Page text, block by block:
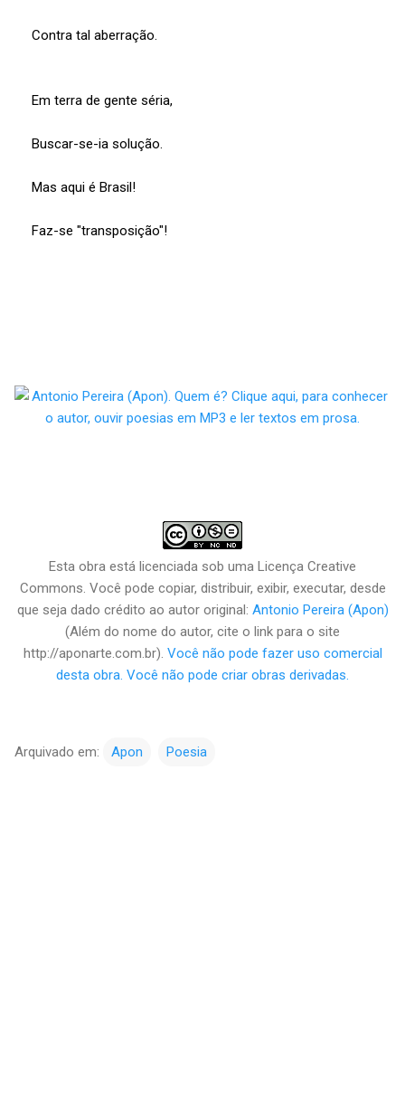
Contra tal aberração.
Em terra de gente séria,
Buscar-se-ia solução.
Mas aqui é Brasil!
Faz-se "transposição"!
Esta obra está licenciada sob uma Licença Creative
Commons. Você pode copiar, distribuir, exibir, executar, desde
que seja dado crédito ao autor original: Antonio Pereira (Apon)
(Além do nome do autor, cite o link para o site
http://aponarte.com.br). Você não pode fazer uso comercial
desta obra. Você não pode criar obras derivadas.
Arquivado em: Apon Poesia